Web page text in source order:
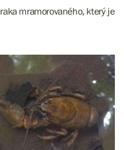
mramorovaného, který je